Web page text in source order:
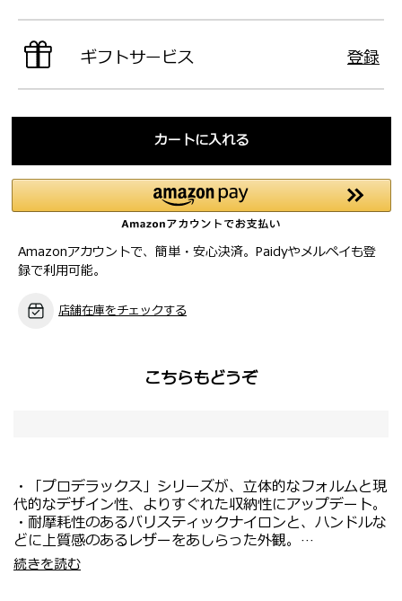
ギフトサービス 登録
カートに入れる
Amazonアカウントで、簡単・安心決済。Paidyやメルペイも登
録で利用可能。
店舗在庫をチェックする
こちらもどうぞ
・「プロデラックス」シリーズが、立体的なフォルムと現
代的なデザイン性、よりすぐれた収納性にアップデート。
・耐摩耗性のあるバリスティックナイロンと、ハンドルな
どに上質感のあるレザーをあしらった外観。
・ビジネスツールを整理収納できるポケットや、PC収納
部にはクッション性のあるハニカム構造のパッドを内蔵。
・書類とPCを分けて収納できる2ルームタイプ。
・ショルダーストラップには小物の収納に便利なファスナ
続きを読む